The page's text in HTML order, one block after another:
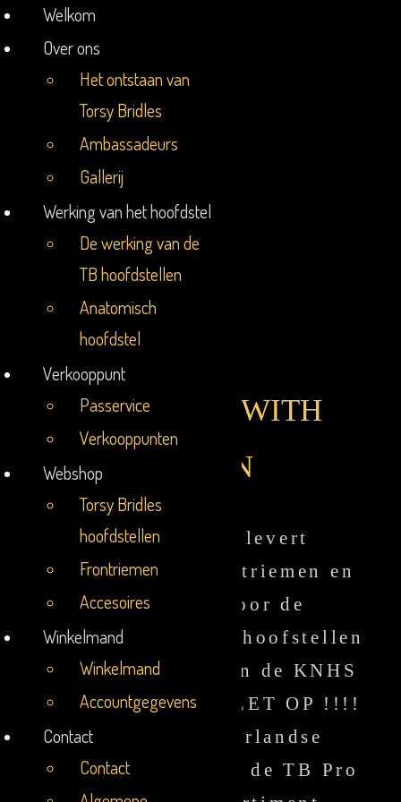
DESIGNED WITH
VISION
Torsy Bridles levert
hoofdstellen, frontriemen en
accessoires voor de
wereldmarkt. Deze hoofstellen
zijn door de FEI en de KNHS
GOEDGEKEURD. LET OP !!!!
Voor onze Nederlandse
klanten is speciaal de TB Pro
Welkom
Over ons
Het ontstaan van
Torsy Bridles
Ambassadeurs
Gallerij
Werking van het hoofdstel
De werking van de
TB hoofdstellen
Anatomisch
hoofdstel
Verkooppunt
Passervice
Verkooppunten
Webshop
Torsy Bridles
hoofdstellen
Frontriemen
Accesoires
Winkelmand
Winkelmand
Accountgegevens
Contact
Contact
Welkom
Over ons
Het ontstaan van
Torsy Bridles
Ambassadeurs
Gallerij
Werking van het hoofdstel
De werking van de
TB hoofdstellen
Anatomisch
hoofdstel
Verkooppunt
Passervice
Verkooppunten
Webshop
Torsy Bridles
hoofdstellen
Frontriemen
Accesoires
Winkelmand
Winkelmand
Accountgegevens
Contact
Contact